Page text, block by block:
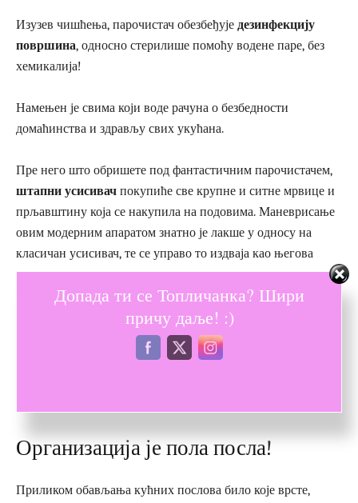
Изузев чишћења, парочистач обезбеђује дезинфекцију
површина, односно стерилише помоћу водене паре, без
хемикалија!
Намењен је свима који воде рачуна о безбедности
домаћинства и здрављу свих укућана.
Пре него што обришете под фантастичним парочистачем,
штапни усисивач покупиће све крупне и ситне мрвице и
прљавштину која се накупила на подовима. Маневрисање
овим модерним апаратом знатно је лакше у односу на
класичан усисивач, те се управо то издваја као његова
главна предност.
Уколико сте у процесу тражње квалитетног штапног
усисивача, одлучите се за онај А+ класе, а уједно одаберите
апарат са великом усисном моћи. На тај начин скратили
Организација је пола посла!
Приликом обављања кућних послова било које врсте,
Допада ти се Топличанка? Шири
причу даље! :)